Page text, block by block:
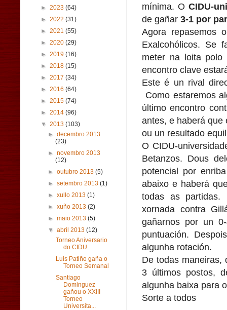
mínima. O CIDU-
de gañar 3-1 por
Agora repasemos
Exalcohólicos. Se
meter na loita polo
encontro clave
Este é un rival
Como estaremos
último encontro
antes, e haberá que
ou un resultado
O CIDU-
Betanzos. Dous
potencial por
abaixo e haberá
todas as partidas.
xornada contra
gañarnos por un
puntuación.
algunha rotación.
De todas maneiras,
3 últimos postos,
algunha baixa para
Sorte a todos
► 2023 (64)
► 2022 (31)
► 2021 (55)
► 2020 (29)
► 2019 (16)
► 2018 (15)
► 2017 (34)
► 2016 (64)
► 2015 (74)
► 2014 (96)
▼ 2013 (103)
►decembro 2013
(23)
►novembro 2013
(12)
►outubro 2013(5)
►setembro 2013(1)
►xullo 2013(1)
►xuño 2013(2)
►maio 2013(5)
▼abril 2013(12)
Torneo Aniversario
do CIDU
Luis Patiño gaña o
Torneo Semanal
Santiago
Dominguez
gañou o XXIII
Torneo
Universita...